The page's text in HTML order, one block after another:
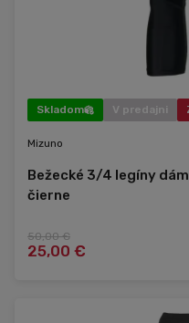
Skladom V predajni
Mizuno
Bežecké 3/4 legíny
čierne
50,00 €
25,00 €